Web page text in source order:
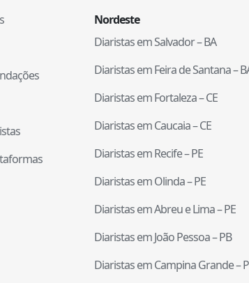
Nordeste
Diaristas emSalvador–BA
Diaristas emFeira de Santana–
Diaristas emFortaleza–CE
Diaristas emCaucaia–CE
Diaristas emRecife–PE
Diaristas emOlinda–PE
Diaristas emAbreu e Lima–PE
Diaristas emJoão Pessoa–PB
Diaristas emCampina Grande–